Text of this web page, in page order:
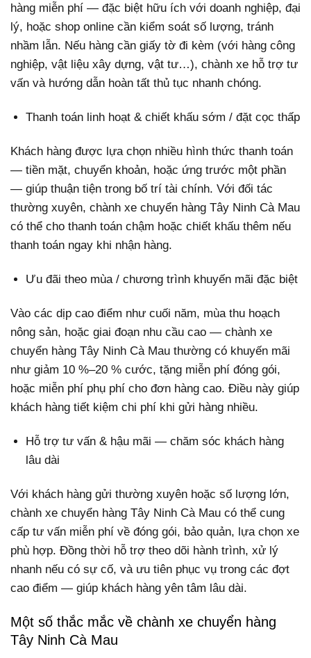
hàng miễn phí — đặc biệt hữu ích với doanh nghiệp, đại
lý, hoặc shop online cần kiểm soát số lượng, tránh
nhầm lẫn. Nếu hàng cần giấy tờ đi kèm (với hàng công
nghiệp, vật liệu xây dựng, vật tư…), chành xe hỗ trợ tư
vấn và hướng dẫn hoàn tất thủ tục nhanh chóng.
Thanh toán linh hoạt & chiết khấu sớm / đặt cọc thấp
Khách hàng được lựa chọn nhiều hình thức thanh toán
— tiền mặt, chuyển khoản, hoặc ứng trước một phần
— giúp thuận tiện trong bố trí tài chính. Với đối tác
thường xuyên, chành xe chuyển hàng Tây Ninh Cà Mau
có thể cho thanh toán chậm hoặc chiết khấu thêm nếu
thanh toán ngay khi nhận hàng.
Ưu đãi theo mùa / chương trình khuyến mãi đặc biệt
Vào các dịp cao điểm như cuối năm, mùa thu hoạch
nông sản, hoặc giai đoạn nhu cầu cao — chành xe
chuyển hàng Tây Ninh Cà Mau thường có khuyến mãi
như giảm 10 %–20 % cước, tặng miễn phí đóng gói,
hoặc miễn phí phụ phí cho đơn hàng cao. Điều này giúp
khách hàng tiết kiệm chi phí khi gửi hàng nhiều.
Hỗ trợ tư vấn & hậu mãi — chăm sóc khách hàng
lâu dài
Với khách hàng gửi thường xuyên hoặc số lượng lớn,
chành xe chuyển hàng Tây Ninh Cà Mau có thể cung
cấp tư vấn miễn phí về đóng gói, bảo quản, lựa chọn xe
phù hợp. Đồng thời hỗ trợ theo dõi hành trình, xử lý
nhanh nếu có sự cố, và ưu tiên phục vụ trong các đợt
cao điểm — giúp khách hàng yên tâm lâu dài.
Một số thắc mắc về chành xe chuyển hàng
Tây Ninh Cà Mau